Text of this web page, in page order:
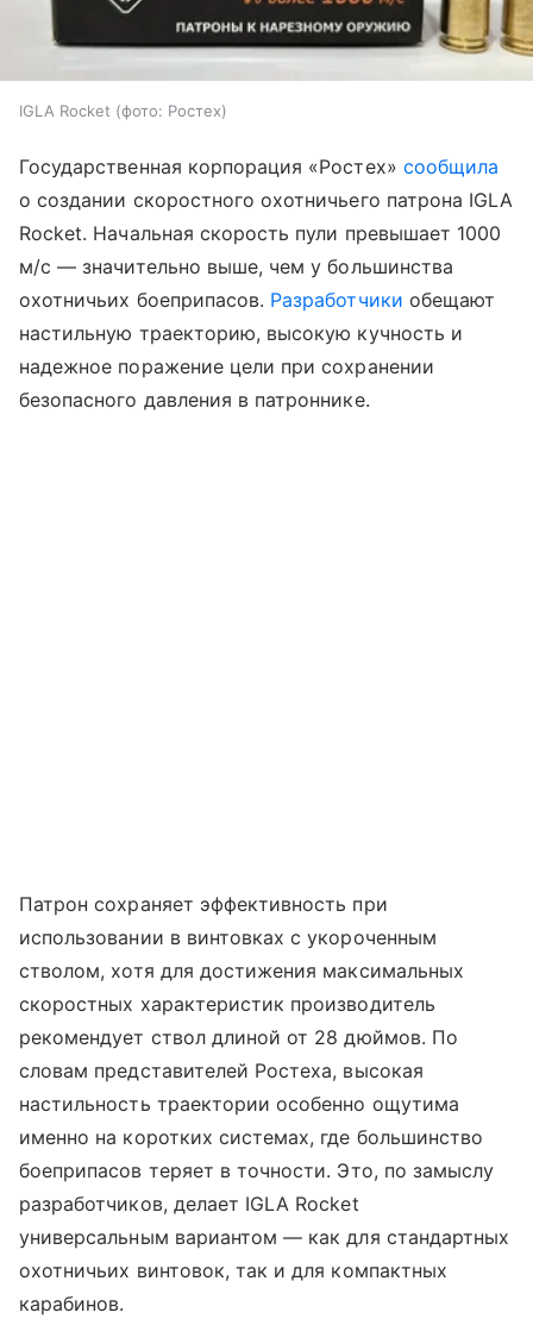
IGLA Rocket (фото: Ростех)
Государственная корпорация «Ростех» сообщила
о создании скоростного охотничьего патрона IGLA
Rocket. Начальная скорость пули превышает 1000
м/с — значительно выше, чем у большинства
охотничьих боеприпасов. Разработчики обещают
настильную траекторию, высокую кучность и
надежное поражение цели при сохранении
безопасного давления в патроннике.
Патрон сохраняет эффективность при
использовании в винтовках с укороченным
стволом, хотя для достижения максимальных
скоростных характеристик производитель
рекомендует ствол длиной от 28 дюймов. По
словам представителей Ростеха, высокая
настильность траектории особенно ощутима
именно на коротких системах, где большинство
боеприпасов теряет в точности. Это, по замыслу
разработчиков, делает IGLA Rocket
универсальным вариантом — как для стандартных
охотничьих винтовок, так и для компактных
карабинов.